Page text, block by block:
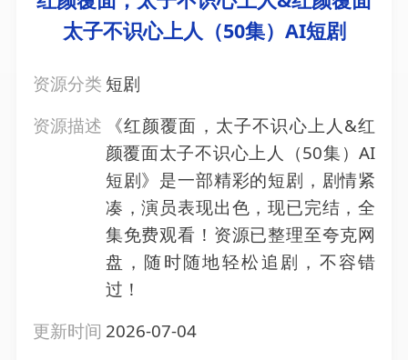
太子不识心上人（50集）AI短剧
资源分类 短剧
资源描述
《红颜覆面，太子不识心上人&红
颜覆面太子不识心上人（50集）AI
短剧》是一部精彩的短剧，剧情紧
凑，演员表现出色，现已完结，全
集免费观看！资源已整理至夸克网
盘，随时随地轻松追剧，不容错
过！
更新时间 2026-07-04